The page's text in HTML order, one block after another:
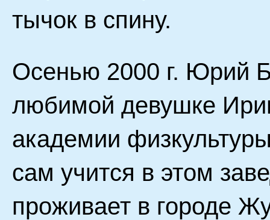
тычок в спину.
Осенью 2000 г. Юрий
любимой девушке
академии
сам учится в этом
проживает в городе